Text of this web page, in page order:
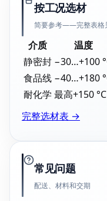
按工况选材
简要参考——完整表格
介质 温度
静密封 −30…+100
食品线 −40…+180
耐化学 最高+150 °C
完整选材表 →
常见问题
配送、材料和交期